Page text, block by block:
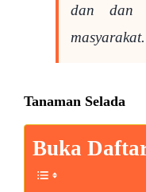
dan dan
masyarakat.
Tanaman Selada
Buka